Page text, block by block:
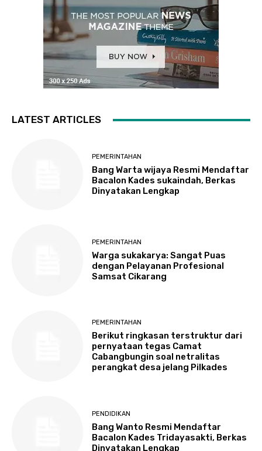
LATEST ARTICLES
PEMERINTAHAN
Bang Warta wijaya Resmi Mendaftar
Bacalon Kades sukaindah, Berkas
Dinyatakan Lengkap
PEMERINTAHAN
Warga sukakarya: Sangat Puas
dengan Pelayanan Profesional
Samsat Cikarang
PEMERINTAHAN
Berikut ringkasan terstruktur dari
pernyataan tegas Camat
Cabangbungin soal netralitas
perangkat desa jelang Pilkades
PENDIDIKAN
Bang Wanto Resmi Mendaftar
Bacalon Kades Tridayasakti, Berkas
Dinyatakan Lengkap